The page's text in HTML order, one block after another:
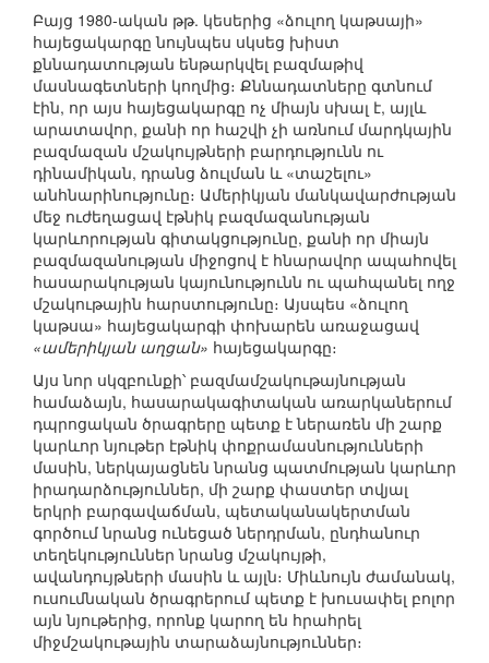
Բայց 1980-ական թթ. կեսերից «ձուլող կաթսայի»
հայեցակարգը նույնպես սկսեց խիստ
քննադատության ենթարկվել բազմաթիվ
մասնագետների կողմից։ Քննադատները գտնում
էին, որ այս հայեցակարգը ոչ միայն սխալ է, այլև
արատավոր, քանի որ հաշվի չի առնում մարդկային
բազմազան մշակույթների բարդությունն ու
դինամիկան, դրանց ձուլման և «տաշելու»
անհնարինությունը։ Ամերիկյան մանկավարժության
մեջ ուժեղացավ էթնիկ բազմազանության
կարևորության գիտակցությունը, քանի որ միայն
բազմազանության միջոցով է հնարավոր ապահովել
հասարակության կայունությունն ու պահպանել ողջ
մշակութային հարստությունը։ Այսպես «ձուլող
կաթսա» հայեցակարգի փոխարեն առաջացավ
«ամերիկյան աղցան» հայեցակարգը։
Այս նոր սկզբունքի՝ բազմամշակութայնության
համաձայն, հասարակագիտական առարկաներում
դպրոցական ծրագրերը պետք է ներառեն մի շարք
կարևոր նյութեր էթնիկ փոքրամասնությունների
մասին, ներկայացնեն նրանց պատմության կարևոր
իրադարձություններ, մի շարք փաստեր տվյալ
երկրի բարգավաճման, պետականակերտման
գործում նրանց ունեցած ներդրման, ընդհանուր
տեղեկություններ նրանց մշակույթի,
ավանդույթների մասին և այլն։ Միևնույն ժամանակ,
ուսումնական ծրագրերում պետք է խուսափել բոլոր
այն նյութերից, որոնք կարող են հրահրել
միջմշակութային տարաձայնություններ։